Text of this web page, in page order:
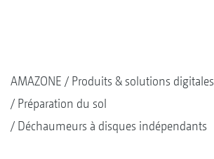
AMAZONE
Produits & solutions digitales
Préparation du sol
Déchaumeurs à disques indépendants